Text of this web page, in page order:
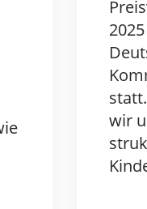
wir